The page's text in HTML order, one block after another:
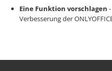
Eine Funktion vorschlagen
Verbesserung der